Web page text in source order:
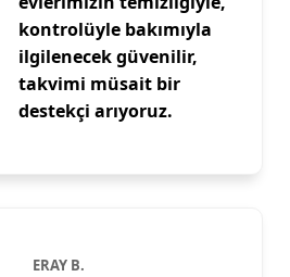
kontrolüyle bakımıyla
ilgilenecek güvenilir,
takvimi müsait bir
destekçi arıyoruz.
ERAY B.